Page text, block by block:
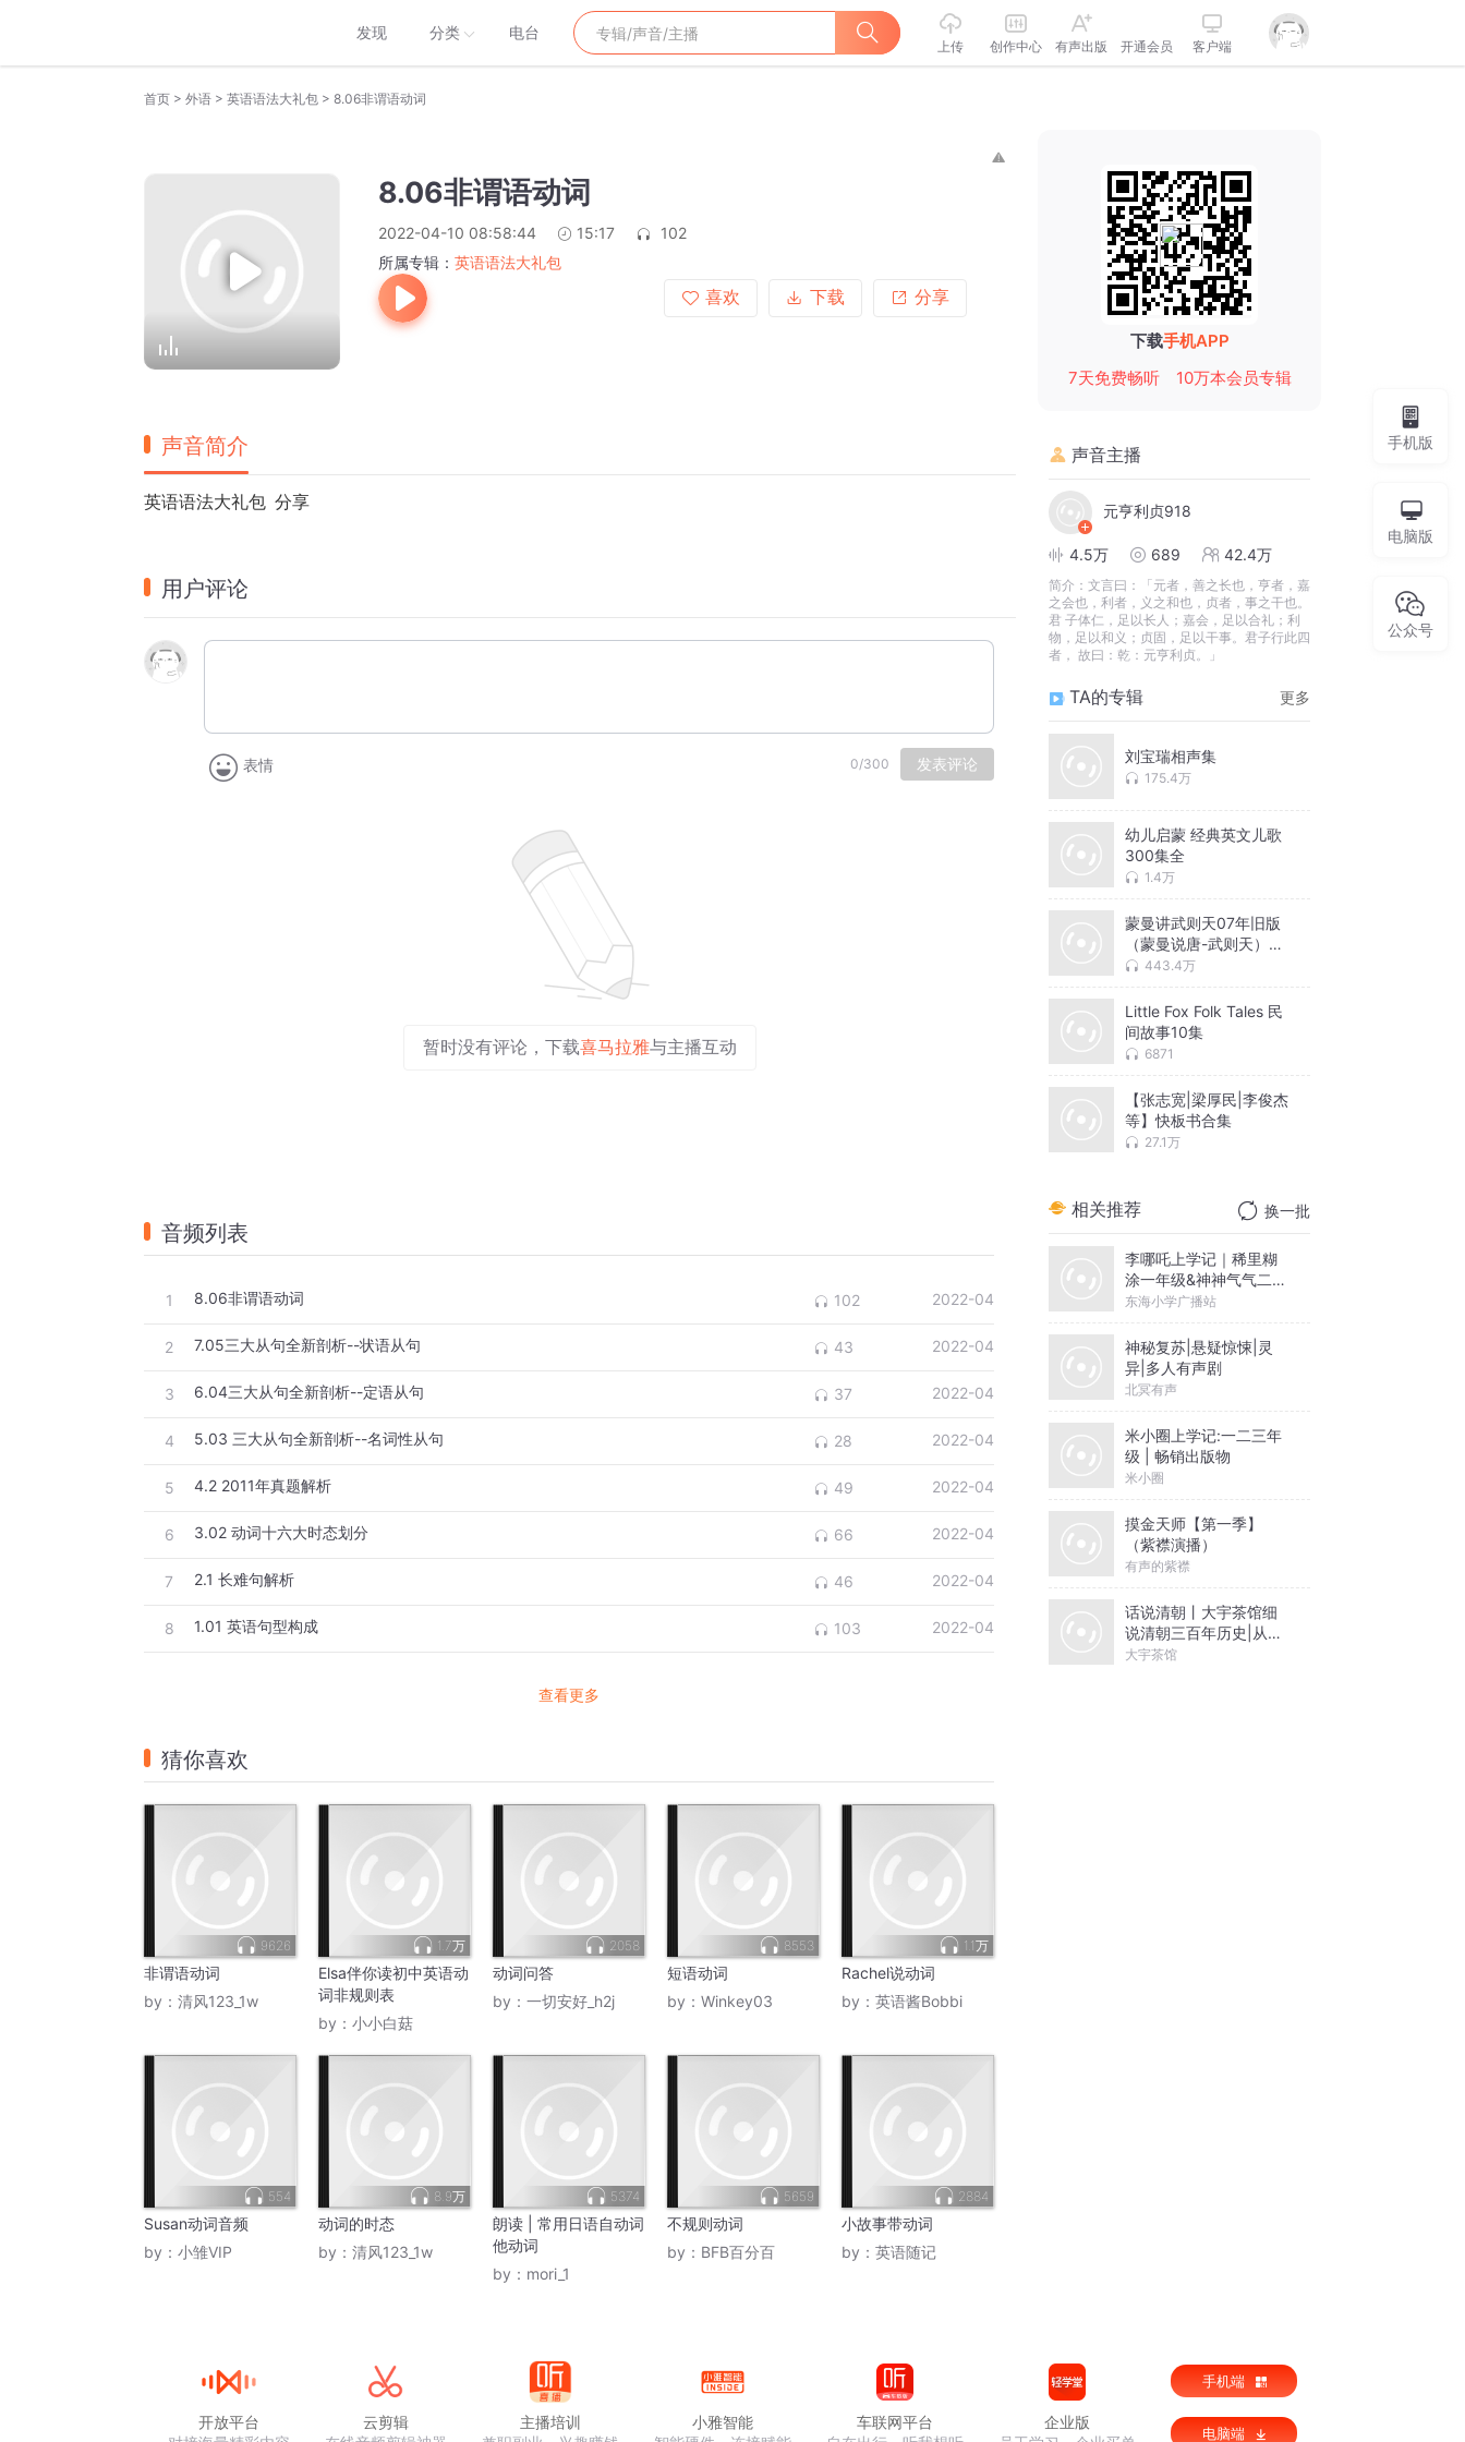
发现 分类 电台
上传 创作中心 有声出版 开通会员 客户端
首页 > 外语 > 英语语法大礼包 > 8.06非谓语动词
8.06非谓语动词
2022-04-10 08:58:44 15:17
102
所属专辑： 英语语法大礼包
喜欢
下载 分享
声音简介
英语语法大礼包  分享
用户评论
表情 0/300 发表评论
暂时没有评论，下载喜马拉雅与主播互动
音频列表
1 8.06非谓语动词 102 2022-04
2 7.05三大从句全新剖析--状语从句 43 2022-04
3 6.04三大从句全新剖析--定语从句 37 2022-04
4 5.03 三大从句全新剖析--名词性从句 28 2022-04
5 4.2 2011年真题解析 49 2022-04
6 3.02 动词十六大时态划分 66 2022-04
7 2.1 长难句解析 46 2022-04
8 1.01 英语句型构成 103 2022-04
查看更多
猜你喜欢
9626
非谓语动词
by： 清风123_1w
1.7万
Elsa伴你读初中英语动
词非规则表
by： 小小白菇
2058
动词问答
by： 一切安好_h2j
8553
短语动词
by： Winkey03
1.1万
Rachel说动词
by： 英语酱Bobbi
554
Susan动词音频
by： 小雏VIP
8.9万
动词的时态
by： 清风123_1w
5374
朗读 | 常用日语自动词
他动词
by： mori_1
5659
不规则动词
by： BFB百分百
2884
小故事带动词
by： 英语随记
下载手机APP
7天免费畅听
10万本会员专辑
声音主播
元亨利贞918
4.5万 689 42.4万
简介： 文言曰：「元者，善之长也，亨者，嘉
之会也，利者，义之和也，贞者，事之干也。
君 子体仁，足以长人；嘉会，足以合礼；利
物，足以和义；贞固，足以干事。君子行此四
者， 故曰：乾：元亨利贞。」
TA的专辑 更多
刘宝瑞相声集
175.4万
幼儿启蒙 经典英文儿歌
300集全
1.4万
蒙曼讲武则天07年旧版
（蒙曼说唐-武则天）32
集 443.4万
Little Fox Folk Tales 民
间故事10集
6871
【张志宽|梁厚民|李俊杰
等】快板书合集
27.1万
相关推荐 换一批
李哪吒上学记｜稀里糊
涂一年级&神神气气二年
级
东海小学广播站
神秘复苏|悬疑惊悚|灵
异|多人有声剧
北冥有声
米小圈上学记:一二三年
级 | 畅销出版物
米小圈
摸金天师【第一季】
（紫襟演播）
有声的紫襟
话说清朝丨大宇茶馆细
说清朝三百年历史|从努
尔哈赤到末代皇帝溥仪|
大宇茶馆
手机版
电脑版
公众号
开放平台
云剪辑
主播培训
小雅智能
车联网平台
企业版
手机端
电脑端